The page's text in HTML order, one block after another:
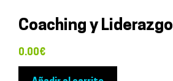
Coaching y Liderazgo
0.00€